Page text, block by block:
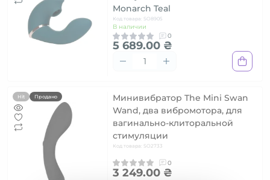
Monarch Teal
Код товара: SO8905
В наличии
0
5 689.00 ₴
Hit Продано
Минивибратор The Mini Swan
Wand, два вибромотора, для
вагинально-клиторальной
стимуляции
Код товара: SO2733
0
3 249.00 ₴